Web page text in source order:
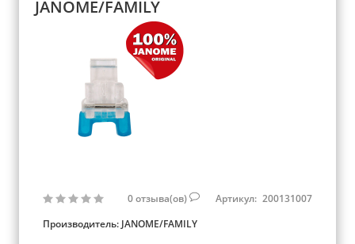
JANOME/FAMILY
0отзыва(ов) Артикул: 200131007
Производитель: JANOME/FAMILY